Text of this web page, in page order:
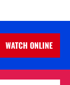
WATCH ONLINE